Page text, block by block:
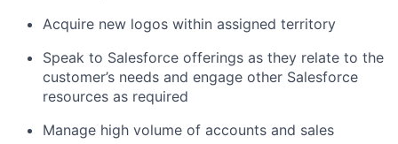
Acquire new logos within assigned territory
Speak to Salesforce offerings as they relate to the
customer’s needs and engage other Salesforce
resources as required
Manage high volume of accounts and sales